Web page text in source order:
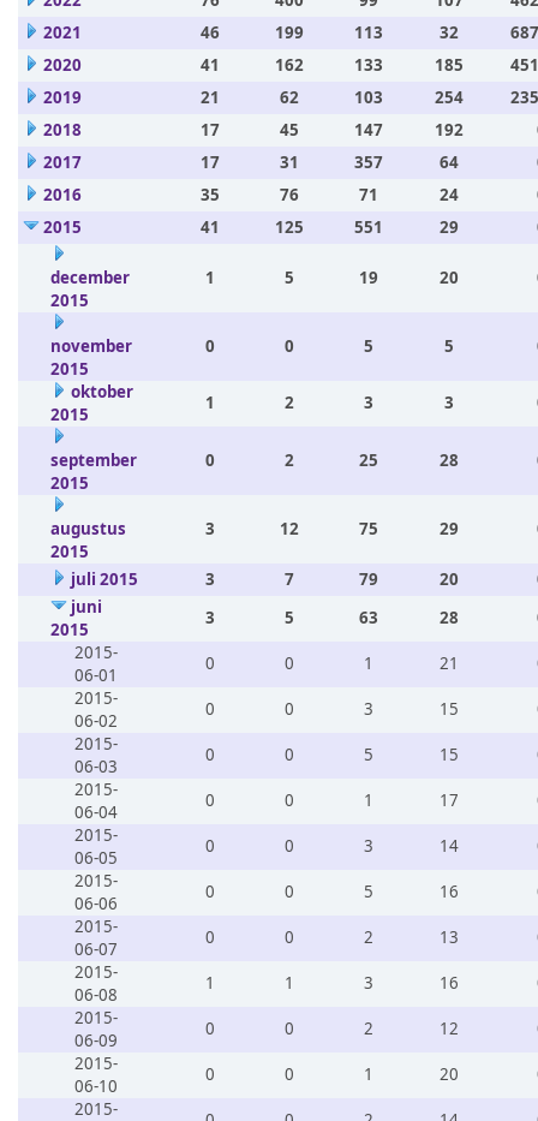
2021
46 199 113 32
2020
41 162 133 185
2019
21 62 103 254
2018
17 45 147 192
2017
17 31 357 64
2016
35 76 71 24
2015
41 125 551 29
december
2015
1 5 19 20
november
2015
0 0 5 5
oktober
2015
1 2 3 3
september
2015
0 2 25 28
augustus
2015
3 12 75 29
juli 2015 3 7 79 20
juni
2015
3 5 63 28
2015-
06-01
0 0 1 21
2015-
06-02
0 0 3 15
2015-
06-03
0 0 5 15
2015-
06-04
0 0 1 17
2015-
06-05
0 0 3 14
2015-
06-06
0 0 5 16
2015-
06-07
0 0 2 13
2015-
06-08
1 1 3 16
2015-
06-09
0 0 2 12
2015-
06-10
0 0 1 20
2015-